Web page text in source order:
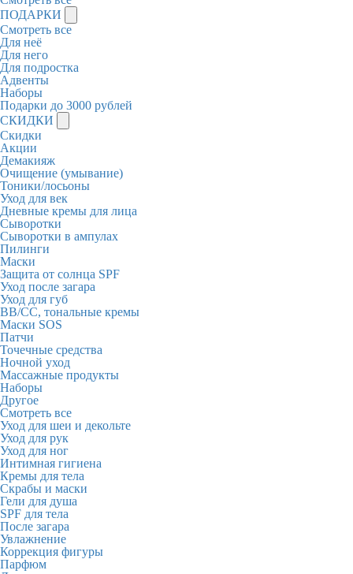
ПОДАРКИ
Смотреть все
Для неё
Для него
Для подростка
Адвенты
Наборы
Подарки до 3000 рублей
СКИДКИ
Скидки
Акции
Демакияж
Очищение (умывание)
Тоники/лосьоны
Уход для век
Дневные кремы для лица
Сыворотки
Сыворотки в ампулах
Пилинги
Маски
Защита от солнца SPF
Уход после загара
Уход для губ
BB/CC, тональные кремы
Маски SOS
Патчи
Точечные средства
Ночной уход
Массажные продукты
Наборы
Другое
Смотреть все
Уход для шеи и декольте
Уход для рук
Уход для ног
Интимная гигиена
Кремы для тела
Скрабы и маски
Гели для душа
SPF для тела
После загара
Увлажнение
Коррекция фигуры
Парфюм